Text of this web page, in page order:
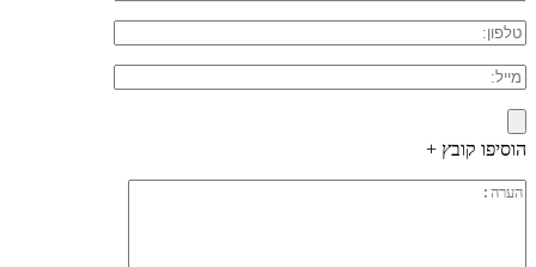
הוסיפו קובץ +